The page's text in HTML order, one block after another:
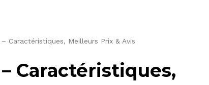
– Caractéristiques, Meilleurs Prix & Avis
– Caractéristiques,